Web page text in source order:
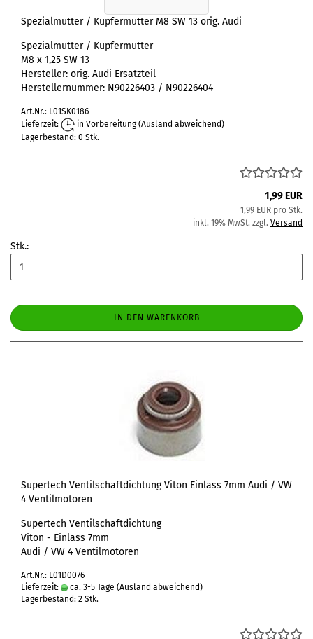
Spezialmutter / Kupfermutter M8 SW 13 orig. Audi
Spezialmutter / Kupfermutter
M8 x 1,25 SW 13
Hersteller: orig. Audi Ersatzteil
Herstellernummer: N90226403 / N90226404
Art.Nr.: L01SK0186
Lieferzeit:
in Vorbereitung (Ausland abweichend)
Lagerbestand: 0 Stk.
1,99 EUR
1,99 EUR pro Stk.
inkl. 19% MwSt. zzgl. Versand
Stk.:
IN DEN WARENKORB
Supertech Ventilschaftdichtung Viton Einlass 7mm Audi / VW
4 Ventilmotoren
Supertech Ventilschaftdichtung
Viton - Einlass 7mm
Audi / VW 4 Ventilmotoren
Art.Nr.: L01D0076
Lieferzeit:
ca. 3-5 Tage (Ausland abweichend)
Lagerbestand: 2 Stk.